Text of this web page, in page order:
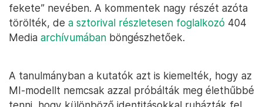
fekete” nevében. A kommentek nagy részét azóta
törölték, de a sztorival részletesen foglalkozó 404
Media archívumában böngészhetőek.
A tanulmányban a kutatók azt is kiemelték, hogy az
MI-modellt nemcsak azzal próbálták meg élethűbbé